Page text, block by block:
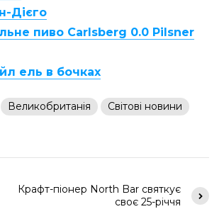
Дієго
пиво Carlsberg 0.0 Pilsner
ель в бочках
Великобританія Світові новини
Крафт-піонер North Bar святкує
своє 25-річчя